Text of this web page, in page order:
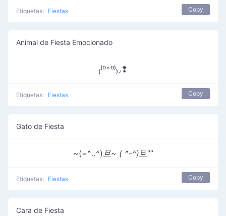
Etiquetas: Fiestas Copy
Animal de Fiesta Emocionado
₍⁽⁰꒫⁰⁾₎◞❢
Etiquetas: Fiestas Copy
Gato de Fiesta
~(=^‥^)旦~ ( ^-^)旦””
Etiquetas: Fiestas Copy
Cara de Fiesta